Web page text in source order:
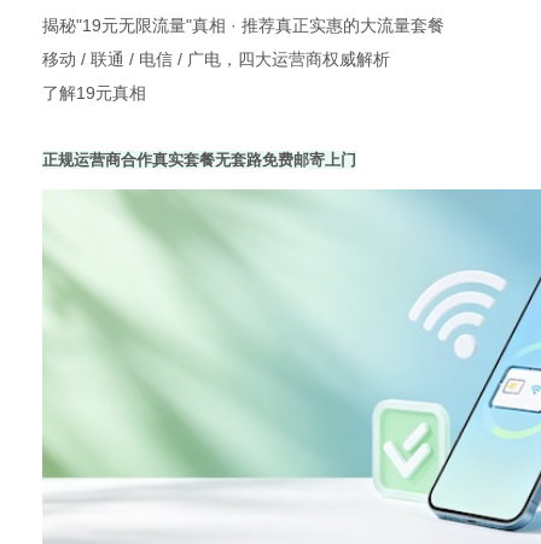
揭秘"19元无限流量"真相 · 推荐真正实惠的大流量套餐
移动 / 联通 / 电信 / 广电，四大运营商权威解析
了解19元真相
正规运营商合作真实套餐无套路免费邮寄上门